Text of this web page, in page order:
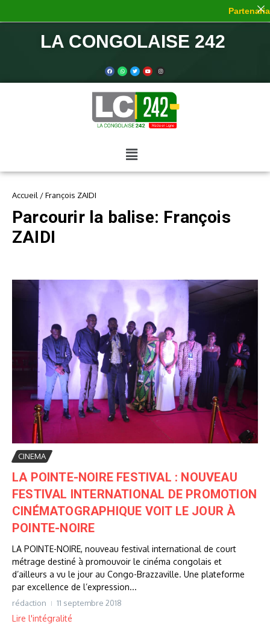
LA CONGOLAISE 242
Accueil /François ZAIDI
Parcourir la balise: François
ZAIDI
CINEMA
LA POINTE-NOIRE FESTIVAL : NOUVEAU
FESTIVAL INTERNATIONAL DE PROMOTION
CINÉMATOGRAPHIQUE VOIT LE JOUR À
POINTE-NOIRE
LA POINTE-NOIRE, nouveau festival international de court
métrage destiné à promouvoir le cinéma congolais et
d’ailleurs a vu le jour au Congo-Brazzaville. Une plateforme
par excellence de l’expression...
rédaction 11 septembre 2018
Lire l'intégralité